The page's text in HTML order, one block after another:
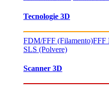
Tecnologie 3D
FDM/FFF (Filamento)FFF
SLS (Polvere)
Scanner 3D